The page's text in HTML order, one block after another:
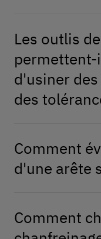
Les outlis
d'usiner
des
Comment
d'une arête
Comment